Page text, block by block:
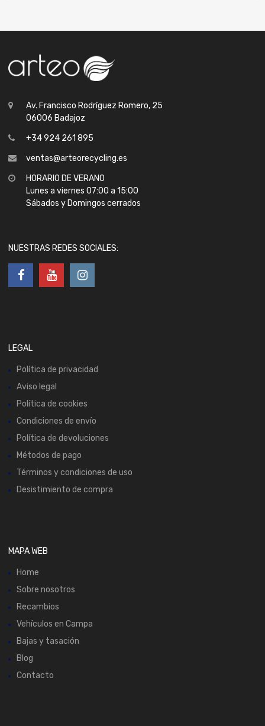
Av. Francisco Rodríguez Romero, 25
06006 Badajoz
+34 924 261 895
ventas@arteorecycling.es
HORARIO DE VERANO
Lunes a viernes 07:00 a 15:00
Sábados y Domingos cerrados
NUESTRAS REDES SOCIALES:
LEGAL
Política de privacidad
Aviso legal
Política de cookies
Condiciones de envío
Política de devoluciones
Métodos de pago
Términos y condiciones de uso
Desistimiento de compra
MAPA WEB
Home
Sobre nosotros
Recambios
Vehículos en Campa
Bajas y tasación
Blog
Contacto